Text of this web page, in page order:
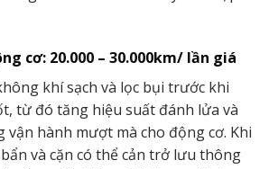
cơ: 20.000 – 30.000km/ lần giá
khí sạch và lọc bụi trước khi
từ đó tăng hiệu suất đánh lửa và
vận hành mượt mà cho động cơ. Khi
và cặn có thể cản trở lưu thông